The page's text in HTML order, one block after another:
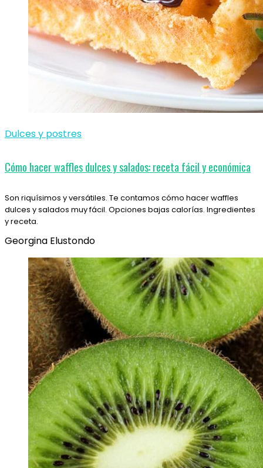
Dulces y postres
Cómo hacer waffles dulces y salados: receta fácil y económica
Son riquísimos y versátiles. Te contamos cómo hacer waffles
dulces y salados muy fácil. Opciones bajas calorías. Ingredientes
y receta.
Georgina Elustondo